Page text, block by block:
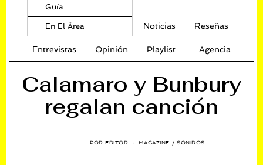
Guía
En El Área Noticias Reseñas
Entrevistas Opinión Playlist Agencia
Calamaro y Bunbury
regalan canción
POREDITOR MAGAZINE / SONIDOS